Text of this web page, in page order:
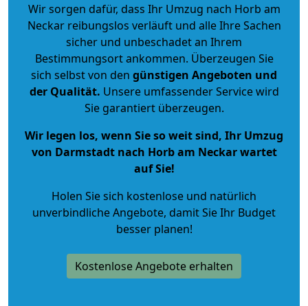
Wir sorgen dafür, dass Ihr Umzug nach Horb am
Neckar reibungslos verläuft und alle Ihre Sachen
sicher und unbeschadet an Ihrem
Bestimmungsort ankommen. Überzeugen Sie
sich selbst von den günstigen Angeboten und
der Qualität. Unsere umfassender Service wird
Sie garantiert überzeugen.
Wir legen los, wenn Sie so weit sind, Ihr Umzug
von Darmstadt nach Horb am Neckar wartet
auf Sie!
Holen Sie sich kostenlose und natürlich
unverbindliche Angebote, damit Sie Ihr Budget
besser planen!
Kostenlose Angebote erhalten